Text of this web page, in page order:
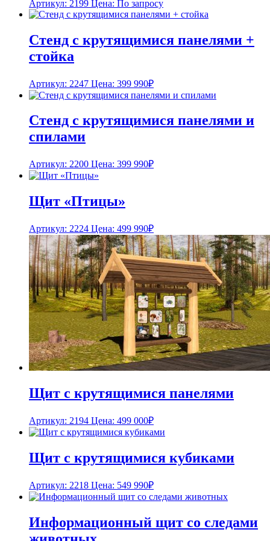
Артикул: 2199 Цена: По запросу
Стенд с крутящимися панелями +
стойка
Артикул: 2247 Цена: 399 990₽
Стенд с крутящимися панелями и
спилами
Артикул: 2200 Цена: 399 990₽
Щит «Птицы»
Артикул: 2224 Цена: 499 990₽
Щит с крутящимися панелями
Артикул: 2194 Цена: 499 000₽
Щит с крутящимися кубиками
Артикул: 2218 Цена: 549 990₽
Информационный щит со следами